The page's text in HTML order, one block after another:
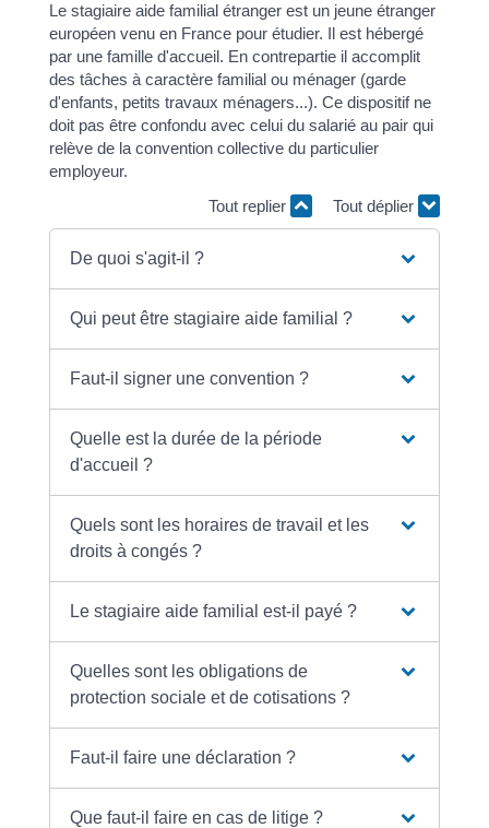
Le stagiaire aide familial étranger est un jeune étranger
européen venu en France pour étudier. Il est hébergé
par une famille d'accueil. En contrepartie il accomplit
des tâches à caractère familial ou ménager (garde
d'enfants, petits travaux ménagers...). Ce dispositif ne
doit pas être confondu avec celui du salarié au pair qui
relève de la convention collective du particulier
employeur.
Tout replier
Tout déplier
De quoi s'agit-il ?
Qui peut être stagiaire aide familial ?
Faut-il signer une convention ?
Quelle est la durée de la période
d'accueil ?
Quels sont les horaires de travail et les
droits à congés ?
Le stagiaire aide familial est-il payé ?
Quelles sont les obligations de
protection sociale et de cotisations ?
Faut-il faire une déclaration ?
Que faut-il faire en cas de litige ?